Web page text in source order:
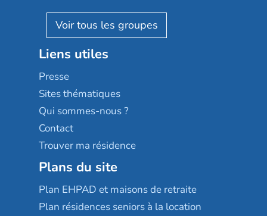
Reseda
Stella management
Les villages d'or
Sérénys
Résidences services Villa Médicis
Résidalya
Groupe aplus
AGE D'OR Services
Liens utiles
Presse
Sites thématiques
Qui sommes-nous ?
Contact
Trouver ma résidence
Plans du site
Plan EHPAD et maisons de retraite
Plan résidences seniors à la location